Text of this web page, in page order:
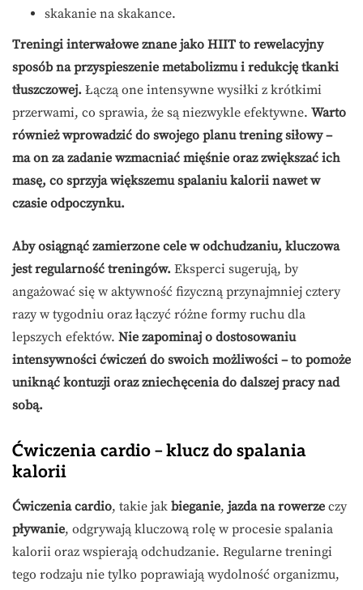
skakanie na skakance.
Treningi interwałowe znane jako HIIT to rewelacyjny
sposób na przyspieszenie metabolizmu i redukcję tkanki
tłuszczowej. Łączą one intensywne wysiłki z krótkimi
przerwami, co sprawia, że są niezwykle efektywne. Warto
również wprowadzić do swojego planu trening siłowy –
ma on za zadanie wzmacniać mięśnie oraz zwiększać ich
masę, co sprzyja większemu spalaniu kalorii nawet w
czasie odpoczynku.
Aby osiągnąć zamierzone cele w odchudzaniu, kluczowa
jest regularność treningów. Eksperci sugerują, by
angażować się w aktywność fizyczną przynajmniej cztery
razy w tygodniu oraz łączyć różne formy ruchu dla
lepszych efektów. Nie zapominaj o dostosowaniu
intensywności ćwiczeń do swoich możliwości – to pomoże
uniknąć kontuzji oraz zniechęcenia do dalszej pracy nad
sobą.
Ćwiczenia cardio – klucz do spalania
kalorii
Ćwiczenia cardio, takie jak bieganie, jazda na rowerze czy
pływanie, odgrywają kluczową rolę w procesie spalania
kalorii oraz wspierają odchudzanie. Regularne treningi
tego rodzaju nie tylko poprawiają wydolność organizmu,